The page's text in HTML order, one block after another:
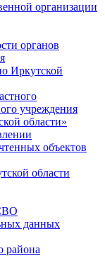
организации
органов
Иркутской
учреждения
области»
объектов
области
данных
района